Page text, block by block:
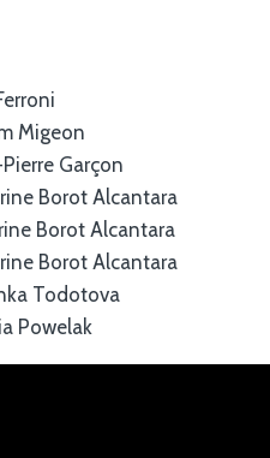
Migeon
Garçon
Borot Alcantara
Borot Alcantara
Borot Alcantara
Todotova
Powelak